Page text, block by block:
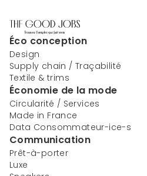
Éco conception
Design
Supply chain / Traçabilité
Textile & trims
Économie de la mode
Circularité / Services
Made in France
Data Consommateur-ice-s
Communication
Prêt-à-porter
Luxe